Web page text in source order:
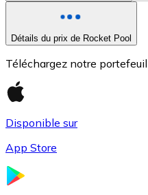
Détails du prix de Rocket Pool
Téléchargez notre
Disponible sur
App Store